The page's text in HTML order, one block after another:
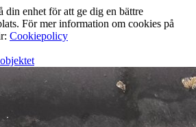
din enhet för att ge dig en bättre
För mer information om cookies på
Cookiepolicy